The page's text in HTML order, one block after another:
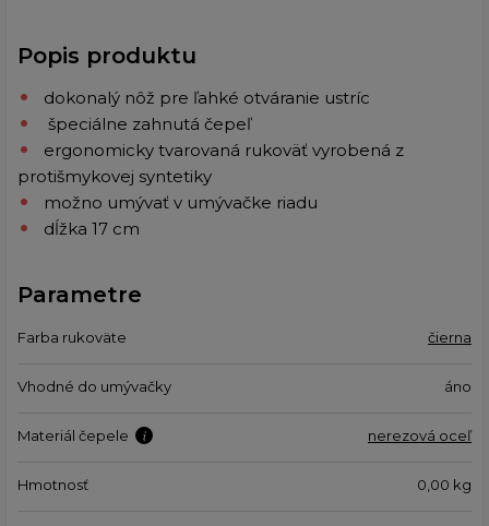
Popis produktu
dokonalý nôž pre ľahké otváranie ustríc
špeciálne zahnutá čepeľ
ergonomicky tvarovaná rukoväť vyrobená z
protišmykovej syntetiky
možno umývať v umývačke riadu
dĺžka 17 cm
Parametre
Farba rukoväte čierna
Vhodné do umývačky áno
Materiál čepele nerezová oceľ
Hmotnosť 0,00 kg